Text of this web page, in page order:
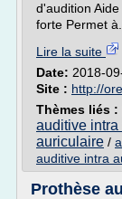
d'audition
forte Permet à...
Lire la suite
Date: 2018-
Site : http://
Thèmes liés :
auditive
auriculaire /
auditive intra
Prothèse